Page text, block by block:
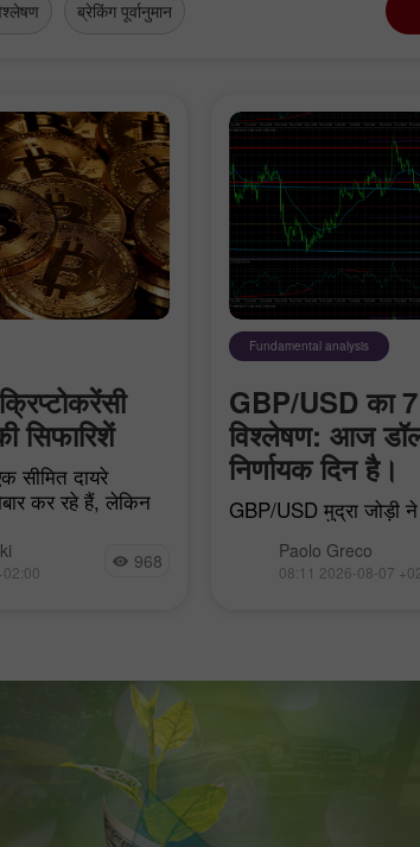
ब्रेकिंग पूर्वानुमान
सिफारिशें
सीमित दायरे
कर रहे हैं, लेकिन
हुआ है।
968
Fundamental analysis
GBP/USD का
विश्लेषण: आज
निर्णायक दिन है।
GBP/USD मुद्रा जोड़ी
महत्वपूर्ण
की पूरी कमी को देखते
Paolo Greco
08:11 2026-08-07
खोलें एक असली खाता खोलें